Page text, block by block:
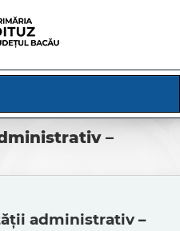
–
administrativ –